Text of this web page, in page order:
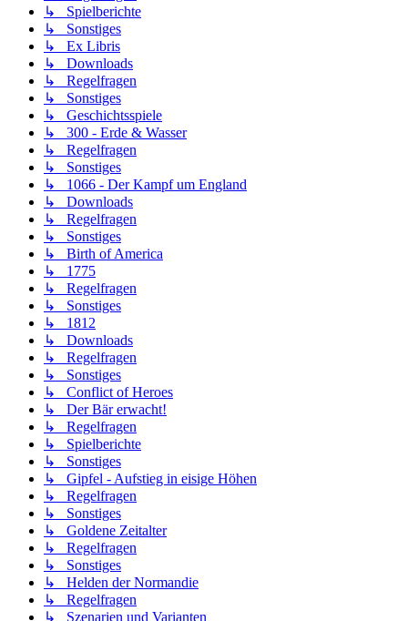
↳ Spielberichte
↳ Sonstiges
↳ Ex Libris
↳ Downloads
↳ Regelfragen
↳ Sonstiges
↳ Geschichtsspiele
↳ 300 - Erde & Wasser
↳ Regelfragen
↳ Sonstiges
↳ 1066 - Der Kampf um England
↳ Downloads
↳ Regelfragen
↳ Sonstiges
↳ Birth of America
↳ 1775
↳ Regelfragen
↳ Sonstiges
↳ 1812
↳ Downloads
↳ Regelfragen
↳ Sonstiges
↳ Conflict of Heroes
↳ Der Bär erwacht!
↳ Regelfragen
↳ Spielberichte
↳ Sonstiges
↳ Gipfel - Aufstieg in eisige Höhen
↳ Regelfragen
↳ Sonstiges
↳ Goldene Zeitalter
↳ Regelfragen
↳ Sonstiges
↳ Helden der Normandie
↳ Regelfragen
↳ Szenarien und Varianten